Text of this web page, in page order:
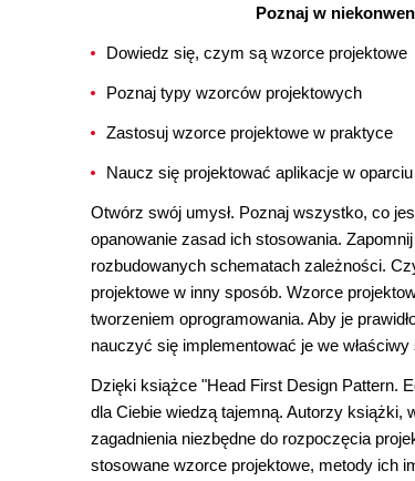
Poznaj w
Dowiedz się, czym są wzorce projektowe
Poznaj typy wzorców projektowych
Zastosuj wzorce projektowe w praktyce
Naucz się projektować aplikacje w
Otwórz swój umysł. Poznaj wszystko, co
opanowanie zasad ich stosowania.
rozbudowanych schematach zależności.
projektowe w inny sposób. Wzorce
tworzeniem oprogramowania. Aby je
nauczyć się implementować je we właściwy
Dzięki książce "Head First Design Pattern.
dla Ciebie wiedzą tajemną. Autorzy
zagadnienia niezbędne do rozpoczęcia
stosowane wzorce projektowe, metody ich